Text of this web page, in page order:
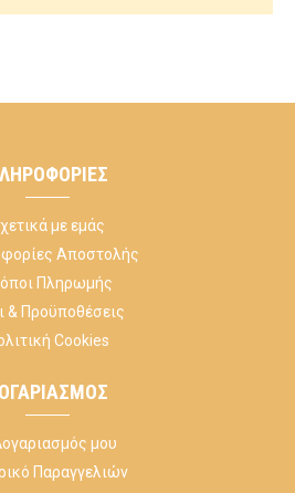
με εμάς
Αποστολής
Πληρωμής
& Προϋποθέσεις
Cookies
μου
Παραγγελιών